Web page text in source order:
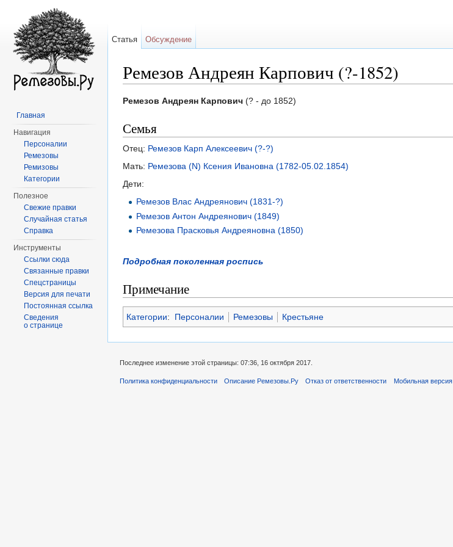
Ремезов Андреян Карпович (?-1852)
Ремезов Андреян Карпович (? - до 1852)
Семья
Отец: Ремезов Карп Алексеевич (?-?)
Мать: Ремезова (N) Ксения Ивановна (1782-05.02.1854)
Дети:
Ремезов Влас Андреянович (1831-?)
Ремезов Антон Андреянович (1849)
Ремезова Прасковья Андреяновна (1850)
Подробная поколенная роспись
Примечание
Категории: Персоналии Ремезовы Крестьяне
Статья Обсуждение
Главная
Навигация
Персоналии
Ремезовы
Ремизовы
Категории
Полезное
Свежие правки
Случайная статья
Справка
Инструменты
Ссылки сюда
Связанные правки
Спецстраницы
Версия для печати
Постоянная ссылка
Сведения
о странице
Последнее изменение этой страницы: 07:36, 16 октября 2017.
Политика конфиденциальности Описание Ремезовы.Ру Отказ от ответственности Мобильная версия